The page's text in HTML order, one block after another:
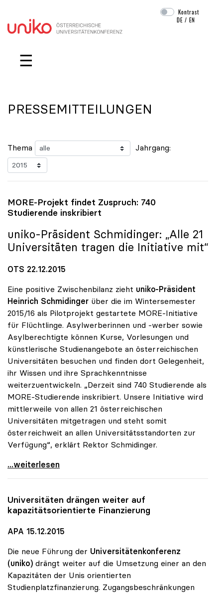
Navigation überspringen
Kontrast
DE /EN
☰
PRESSEMITTEILUNGEN
Thema Jahrgang:
MORE-Projekt findet Zuspruch: 740
Studierende inskribiert
uniko-Präsident Schmidinger: „Alle 21
Universitäten tragen die Initiative mit“
OTS 22.12.2015
Eine positive Zwischenbilanz zieht uniko-Präsident
Heinrich Schmidinger über die im Wintersemester
2015/16 als Pilotprojekt gestartete MORE-Initiative
für Flüchtlinge. Asylwerberinnen und -werber sowie
Asylberechtigte können Kurse, Vorlesungen und
künstlerische Studienangebote an österreichischen
Universitäten besuchen und finden dort Gelegenheit,
ihr Wissen und ihre Sprachkenntnisse
weiterzuentwickeln. „Derzeit sind 740 Studierende als
MORE-Studierende inskribiert. Unsere Initiative wird
mittlerweile von allen 21 österreichischen
Universitäten mitgetragen und steht somit
österreichweit an allen Universitätsstandorten zur
Verfügung“, erklärt Rektor Schmidinger.
MORE-Projekt findet Zuspruch: 740 Studierende
...weiterlesen
Universitäten drängen weiter auf
kapazitätsorientierte Finanzierung
APA 15.12.2015
Die neue Führung der Universitätenkonferenz
(uniko) drängt weiter auf die Umsetzung einer an den
Kapazitäten der Unis orientierten
Studienplatzfinanzierung. Zugangsbeschränkungen